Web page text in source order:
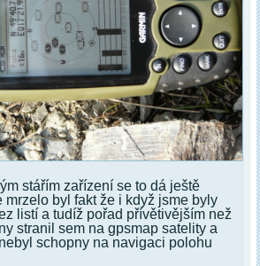
stářím zařízení se to dá ještě
mrzelo byl fakt že i když jsme byly
listí a tudíž pořad přívětivějším než
stranil sem na gpsmap satelity a
schopny na navigaci polohu